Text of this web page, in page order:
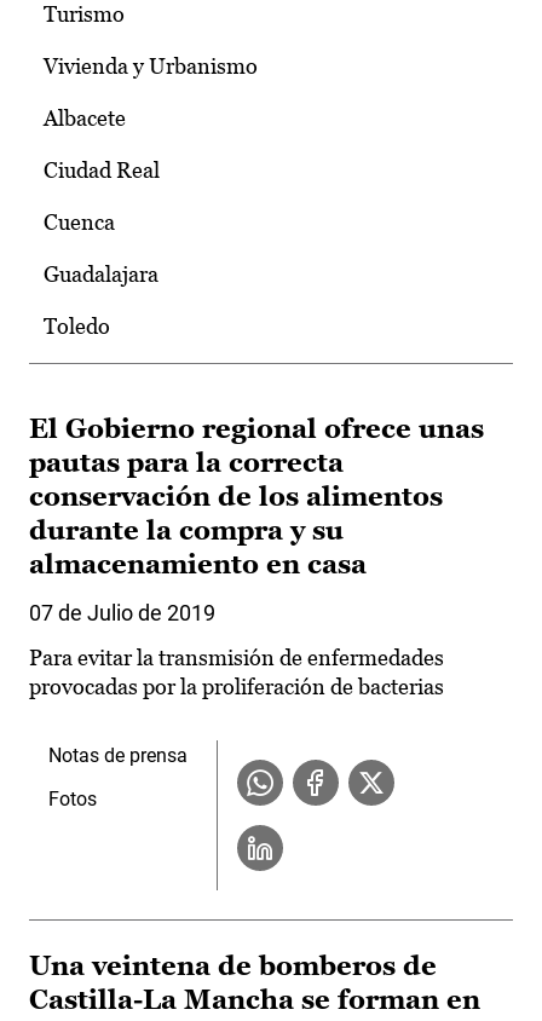
Turismo
Vivienda y Urbanismo
Albacete
Ciudad Real
Cuenca
Guadalajara
Toledo
El Gobierno regional ofrece unas
pautas para la correcta
conservación de los alimentos
durante la compra y su
almacenamiento en casa
07 de Julio de 2019
Para evitar la transmisión de enfermedades
provocadas por la proliferación de bacterias
Notas de prensa
Fotos
Una veintena de bomberos de
Castilla-La Mancha se forman en